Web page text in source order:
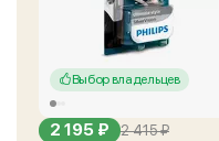
Выбор владельцев
2 195 ₽ 2 415 ₽